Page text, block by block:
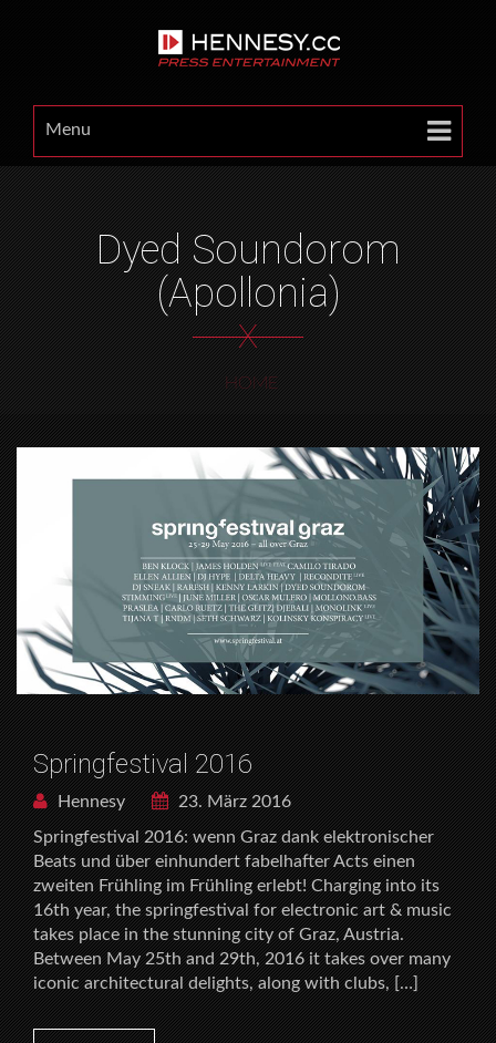
Menu
Dyed Soundorom
(Apollonia)
X
HOME
Springfestival 2016
Hennesy
23. März 2016
Springfestival 2016: wenn Graz dank elektronischer
Beats und über einhundert fabelhafter Acts einen
zweiten Frühling im Frühling erlebt! Charging into its
16th year, the springfestival for electronic art & music
takes place in the stunning city of Graz, Austria.
Between May 25th and 29th, 2016 it takes over many
iconic architectural delights, along with clubs, […]